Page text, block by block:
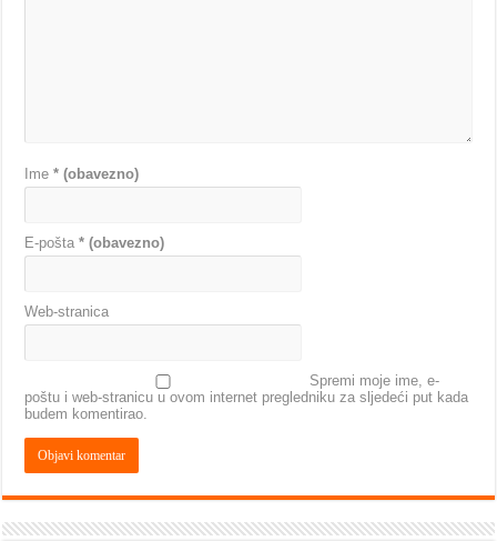
Ime* (obavezno)
E-pošta* (obavezno)
Web-stranica
Spremi moje ime, e-
poštu i web-stranicu u ovom internet pregledniku za sljedeći put kada
budem komentirao.